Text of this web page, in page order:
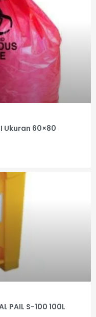
Ukuran 60×80
PAIL S-100 100L